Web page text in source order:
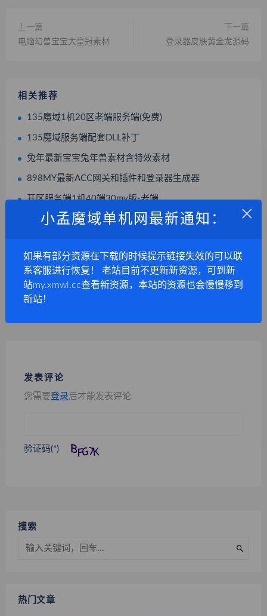
上一篇
电脑幻兽宝宝大皇冠素材
下一篇
登录器皮肤黄金龙源码
相关推荐
135魔域1机20区老端服务端(免费)
135魔域服务端配套DLL补丁
兔年最新宝宝兔年兽素材含特效素材
898MY最新ACC网关和插件和登录器生成器
开区服务端1机40端30my版-老端
复古版魔域登陆背景素材
怀旧版魔域登录背景
紫霞和青霞仙子幻兽模型,进化模型,幻兽头像,幻兽蛋素材
魔兽风格登录器皮肤
1640引擎1机10区端商业破解版
发表评论
您需要登录后才能发表评论
验证码(*)
搜索
热门文章
×
小孟魔域单机网最新通知：
如果有部分资源在下载的时候提示链接失效的可以联
系客服进行恢复！ 老站目前不更新新资源，可到新
站my.xmwl.cc查看新资源，本站的资源也会慢慢移到
新站！